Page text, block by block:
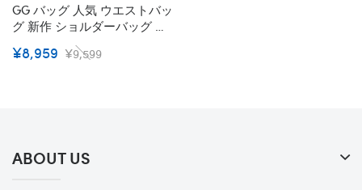
GG バッグ 人気 ウエストバッ
グ 新作 ショルダーバッグ レ
ディース 斜めがけ 軽い 小さ
め レザー 大人 ＧＧ ドラえも
¥8,959 ¥9,599
ABOUT US